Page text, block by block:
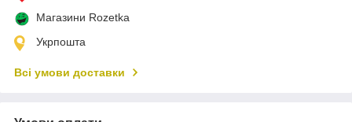
Магазини Rozetka
Укрпошта
Всі умови доставки